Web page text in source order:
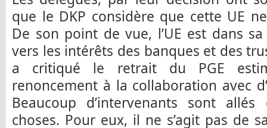
que le DKP considère que cette UE
De son point de vue, l’UE est dans
vers les intérêts des banques et des
a critiqué le retrait du PGE
renoncement à la collaboration avec
Beaucoup d’intervenants sont
choses. Pour eux, il ne s’agit pas de